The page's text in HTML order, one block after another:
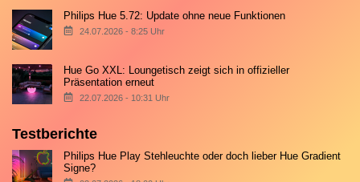
Philips Hue 5.72: Update ohne neue Funktionen
24.07.2026 - 8:25 Uhr
Hue Go XXL: Loungetisch zeigt sich in offizieller
Präsentation erneut
22.07.2026 - 10:31 Uhr
Testberichte
Philips Hue Play Stehleuchte oder doch lieber Hue Gradient
Signe?